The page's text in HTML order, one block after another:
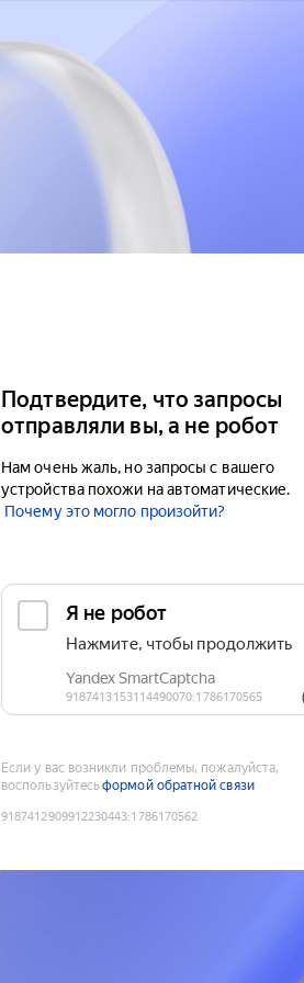
Подтвердите, что запросы
отправляли вы, а не робот
Нам очень жаль, но запросы с вашего
устройства похожи на автоматические.
Почему это могло произойти?
Если у вас возникли проблемы, пожалуйста,
воспользуйтесьформой обратной связи
9187412909912230443:1786170562